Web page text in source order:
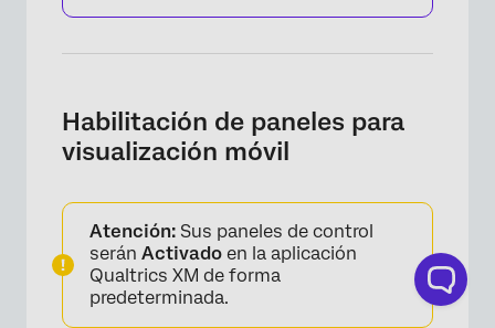
Habilitación de paneles para
visualización móvil
Atención: Sus paneles de control
serán Activado en la aplicación
Qualtrics XM de forma
predeterminada.